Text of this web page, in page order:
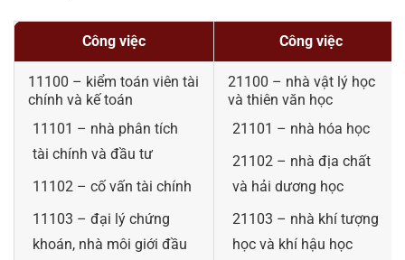
Công việc Công việc
11100 – kiểm toán viên tài
chính và kế toán
11101 – nhà phân tích
tài chính và đầu tư
11102 – cố vấn tài chính
11103 – đại lý chứng
khoán, nhà môi giới đầu
21100 – nhà vật lý học
và thiên văn học
21101 – nhà hóa học
21102 – nhà địa chất
và hải dương học
21103 – nhà khí tượng
học và khí hậu học